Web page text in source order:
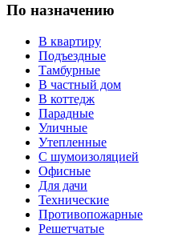
По назначению
В квартиру
Подъездные
Тамбурные
В частный дом
В коттедж
Парадные
Уличные
Утепленные
С шумоизоляцией
Офисные
Для дачи
Технические
Противопожарные
Решетчатые